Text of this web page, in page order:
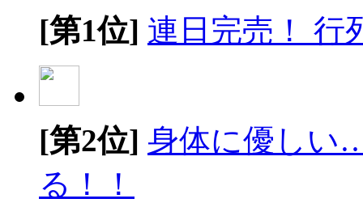
[第1位] 連日完売！ 行
[第2位] 身体に優しい
る！！